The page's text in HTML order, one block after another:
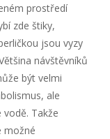
prostředí
zde štiky,
jsou vyzy
návštěvníků
být velmi
ale
Takže
možné